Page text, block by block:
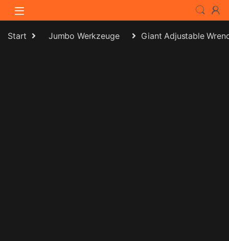
Skip to navigation
Skip to content
Start Jumbo Werkzeuge Giant Adjustable